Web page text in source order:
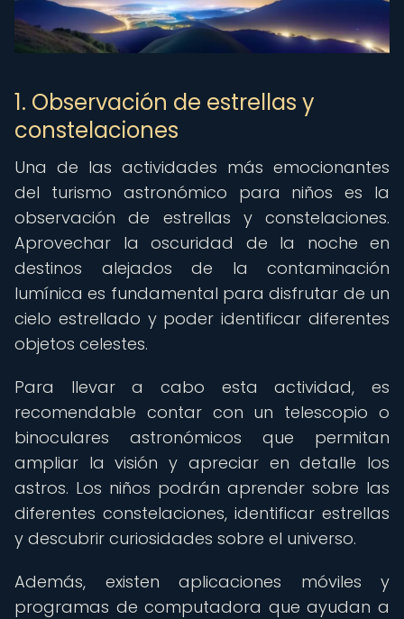
1. Observación de estrellas y
constelaciones
Una de las actividades más emocionantes
del turismo astronómico para niños es la
observación de estrellas y constelaciones.
Aprovechar la oscuridad de la noche en
destinos alejados de la contaminación
lumínica es fundamental para disfrutar de un
cielo estrellado y poder identificar diferentes
objetos celestes.
Para llevar a cabo esta actividad, es
recomendable contar con un telescopio o
binoculares astronómicos que permitan
ampliar la visión y apreciar en detalle los
astros. Los niños podrán aprender sobre las
diferentes constelaciones, identificar estrellas
y descubrir curiosidades sobre el universo.
Además, existen aplicaciones móviles y
programas de computadora que ayudan a